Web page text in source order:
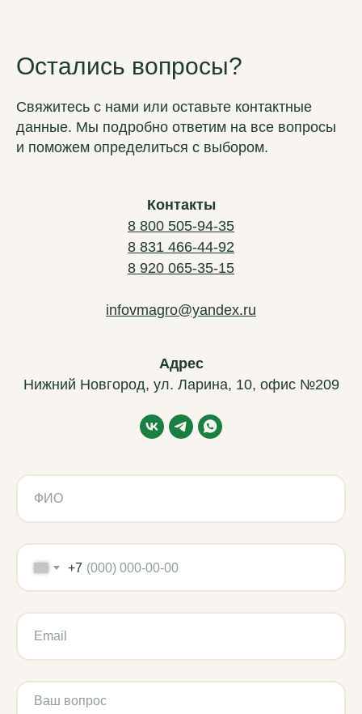
Остались вопросы?
Свяжитесь с нами или оставьте контактные
данные. Мы подробно ответим на все вопросы
и поможем определиться с выбором.
Контакты
8 800 505-94-35
8 831 466-44-92
8 920 065-35-15
infovmagro@yandex.ru
Адрес
Нижний Новгород, ул. Ларина, 10, офис №209
+7
Мы за долгосрочное сотрудничество
Использованы иконки Flaticon
Каталог
Контакты
2019–2026 ВМ-АГРО. Все права защищены